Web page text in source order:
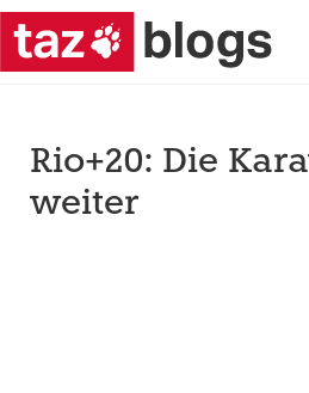
Rio+20: Die
weiter